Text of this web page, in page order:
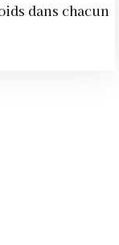
dans chacun